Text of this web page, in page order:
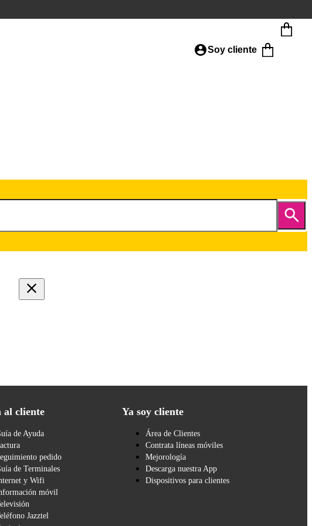
Soy cliente
al cliente
de Ayuda
pedido
de Terminales
y Wifi
móvil
Jazztel
Ya soy cliente
Área de Clientes
Contrata líneas móviles
Mejorología
Descarga nuestra App
Dispositivos para clientes